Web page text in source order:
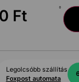
Ft
Legolcsóbb szállítás
Foxpost automata